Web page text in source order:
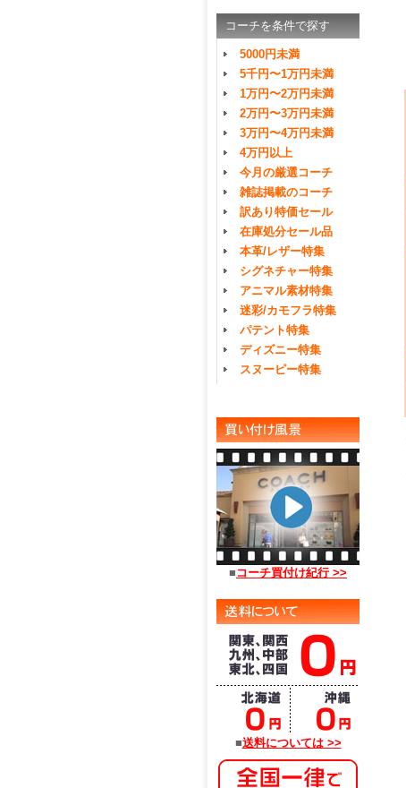
コーチを条件で探す
5000円未満
5千円〜1万円未満
1万円〜2万円未満
2万円〜3万円未満
3万円〜4万円未満
4万円以上
今月の厳選コーチ
雑誌掲載のコーチ
訳あり特価セール
在庫処分セール品
本革/レザー特集
シグネチャー特集
アニマル素材特集
迷彩/カモフラ特集
パテント特集
ディズニー特集
スヌーピー特集
■ コーチ買付け紀行 >>
■送料については >>